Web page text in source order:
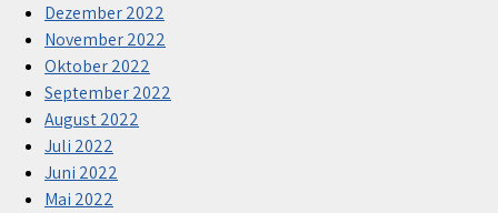
Dezember 2022
November 2022
Oktober 2022
September 2022
August 2022
Juli 2022
Juni 2022
Mai 2022